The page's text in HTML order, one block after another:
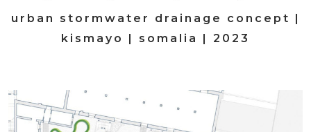
urban stormwater drainage concept |
kismayo | somalia | 2023